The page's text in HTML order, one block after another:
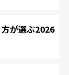
が選ぶ2026